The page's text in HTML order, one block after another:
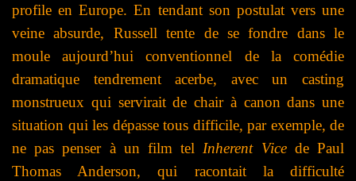
profile en Europe. En tendant son postulat vers une
veine absurde, Russell tente de se fondre dans le
moule aujourd’hui conventionnel de la comédie
dramatique tendrement acerbe, avec un casting
monstrueux qui servirait de chair à canon dans une
situation qui les dépasse tous difficile, par exemple, de
ne pas penser à un film tel Inherent Vice de Paul
Thomas Anderson, qui racontait la difficulté